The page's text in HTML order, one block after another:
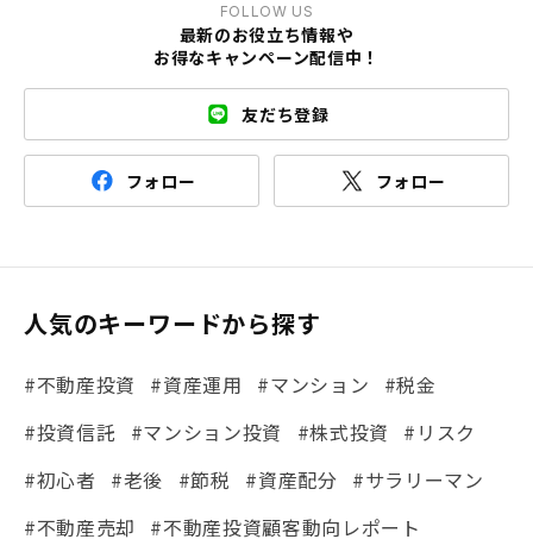
FOLLOW US
最新のお役立ち情報や
お得なキャンペーン配信中！
友だち登録
フォロー フォロー
人気のキーワードから探す
#不動産投資 #資産運用 #マンション
#税金
#投資信託
#マンション投資 #株式投資
#リスク
#初心者
#老後 #節税 #資産配分 #サラリーマン
#不動産売却
#不動産投資顧客動向レポート